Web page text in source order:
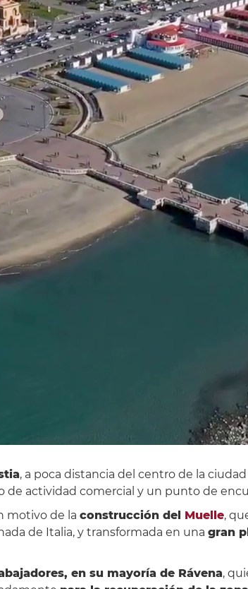
, a poca distancia del centro de la
de actividad comercial y un punto de
motivo de la construcción del Muelle,
de Italia, y transformada en una gran
en su mayoría de Rávena,